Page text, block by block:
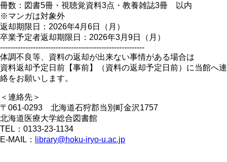
冊数：図書5冊・視聴覚資料3点・教養雑誌3冊 以内
※マンガは対象外
返却期限日：2026年4月6日（月）
卒業予定者返却期限日：2026年3月9日（月）
---------------------------------------------------------
体調不良等、資料の返却が出来ない事情がある場合は
資料返却予定日前【事前】（資料の返却予定日前）に当館へ連
絡をお願いします。
＜連絡先＞
〒061-0293 北海道石狩郡当別町金沢1757
北海道医療大学総合図書館
TEL：0133-23-1134
E-MAIL：
library@hoku-iryo-u.ac.jp